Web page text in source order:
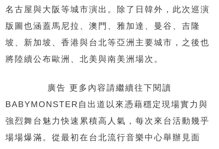
名古屋與大阪等城市演出。除了日韓外，此次巡演
版圖也涵蓋馬尼拉、澳門、雅加達、曼谷、吉隆
坡、新加坡、香港與台北等亞洲主要城市，之後也
將陸續公布歐洲、北美與南美洲場次。
廣告 更多內容請繼續往下閱讀
BABYMONSTER自出道以來憑藉穩定現場實力與
強烈舞台魅力快速累積高人氣，每次來台活動幾乎
場場爆滿。從最初在台北流行音樂中心舉辦見面